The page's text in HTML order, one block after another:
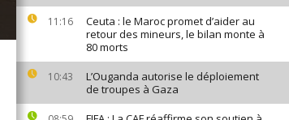
11:16
Ceuta : le Maroc promet d’aider au
retour des mineurs, le bilan monte à
80 morts
10:43
L’Ouganda autorise le déploiement
de troupes à Gaza